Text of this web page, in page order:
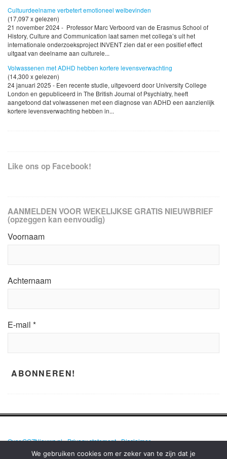
Cultuurdeelname verbetert emotioneel welbevinden
(17,097 x gelezen)
21 november 2024 - Professor Marc Verboord van de Erasmus School of
History, Culture and Communication laat samen met collega’s uit het
internationale onderzoeksproject INVENT zien dat er een positief effect
uitgaat van deelname aan culturele...
Volwassenen met ADHD hebben kortere levensverwachting
(14,300 x gelezen)
24 januari 2025 - Een recente studie, uitgevoerd door University College
London en gepubliceerd in The British Journal of Psychiatry, heeft
aangetoond dat volwassenen met een diagnose van ADHD een aanzienlijk
kortere levensverwachting hebben in...
Like ons op Facebook!
AANMELDEN VOOR WEKELIJKSE GRATIS NIEUWBRIEF
(opzeggen kan eenvoudig)
Voornaam
Achternaam
E-mail *
Over GGZNieuws.nl•Privacy statement•Disclaimer
We gebruiken cookies om er zeker van te zijn dat je